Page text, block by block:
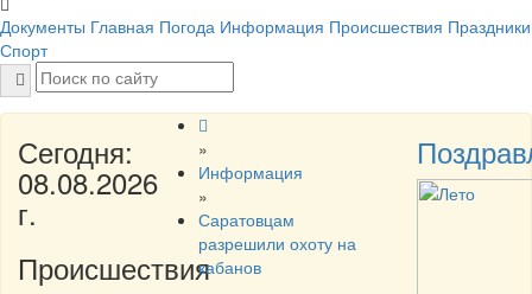
Документы Главная Погода Информация Происшествия Праздники
Спорт
Сегодня:
08.08.2026
г.
Происшествия
»
Информация
»
Саратовцам
разрешили охоту на
кабанов